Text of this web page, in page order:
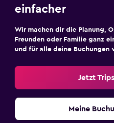
einfacher
Wir machen dir die Planung,
Freunden oder Familie ganz
und für alle deine Buchungen
Jetzt
Meine